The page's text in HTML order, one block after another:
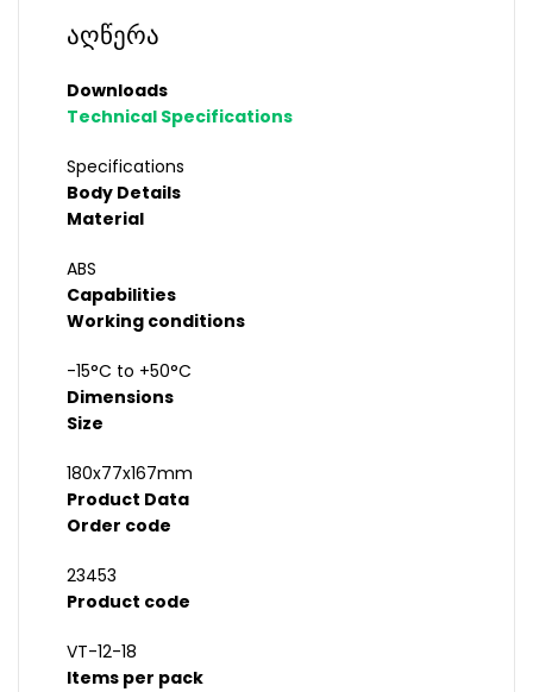
აღწერა
Downloads
Technical Specifications
Specifications
Body Details
Material
ABS
Capabilities
Working conditions
-15°C to +50°C
Dimensions
Size
180x77x167mm
Product Data
Order code
23453
Product code
VT-12-18
Items per pack